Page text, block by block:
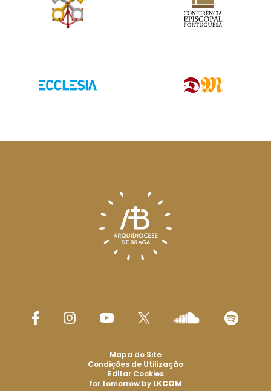
Mapa do Site
Condições de Utilização
Editar Cookies
for tomorrow by LKCOM